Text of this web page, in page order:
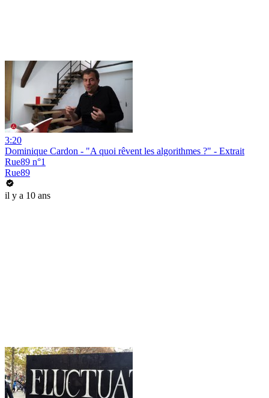
3:20
Dominique Cardon - "A quoi rêvent les algorithmes ?" - Extrait
Rue89 n°1
Rue89
il y a 10 ans